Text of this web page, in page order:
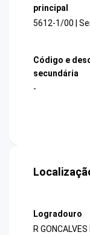
principal
5612-1/00 |
Código e
secundária
-
Logradouro
R